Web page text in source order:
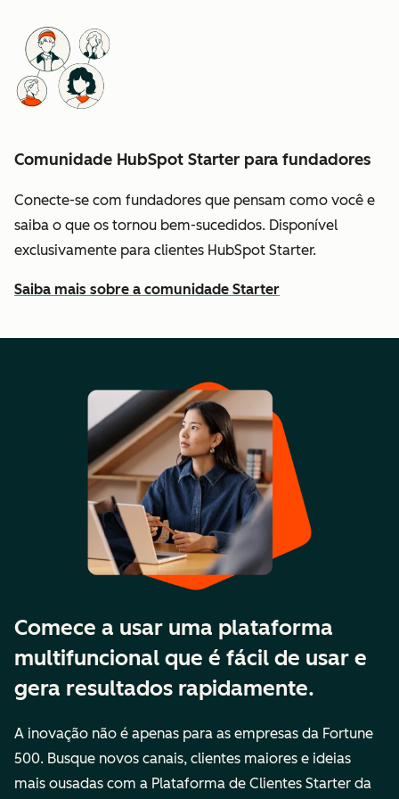
Comunidade HubSpot Starter para fundadores
Conecte-se com fundadores que pensam como você e
saiba o que os tornou bem-sucedidos. Disponível
exclusivamente para clientes HubSpot Starter.
Saiba mais sobre a comunidade Starter
Comece a usar uma plataforma
multifuncional que é fácil de usar e
gera resultados rapidamente.
A inovação não é apenas para as empresas da Fortune
500. Busque novos canais, clientes maiores e ideias
mais ousadas com a Plataforma de Clientes Starter da